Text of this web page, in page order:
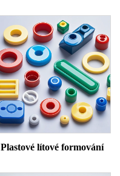
Plastové lítové formování